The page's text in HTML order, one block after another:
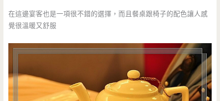
在這邊宴客也是一項很不錯的選擇，而且餐桌跟椅子的配色讓人感
覺很溫暖又舒服